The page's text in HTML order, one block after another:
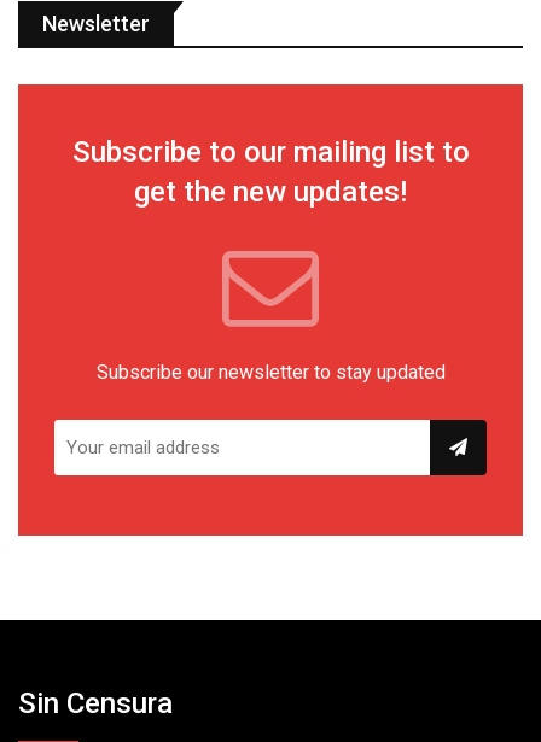
Newsletter
Subscribe to our mailing list to
get the new updates!
Subscribe our newsletter to stay updated
Sin Censura